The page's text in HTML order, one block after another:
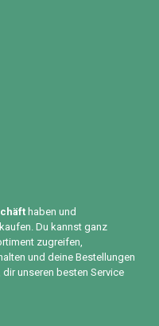
haben und
Du kannst ganz
zugreifen,
und deine Bestellungen
unseren besten Service